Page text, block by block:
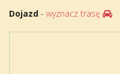
Dojazd - wyznacz trasę